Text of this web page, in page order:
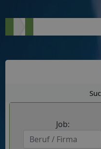
Job: